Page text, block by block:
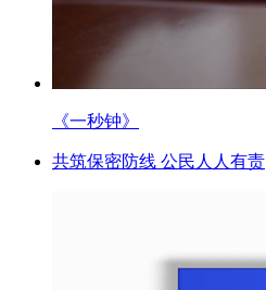
《一秒钟》
共筑保密防线 公民人人有责